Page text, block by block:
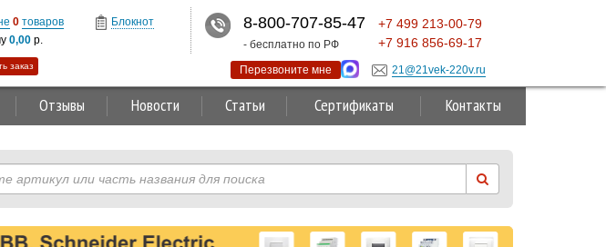
Отзывы Новости Статьи Сертификаты Контакты
0 товаров
0,00 р.
заказ
Блокнот 8-800-707-85-47
- бесплатно по РФ
+7 499 213-00-79
+7 916 856-69-17
Перезвоните мне 21@21vek-220v.ru